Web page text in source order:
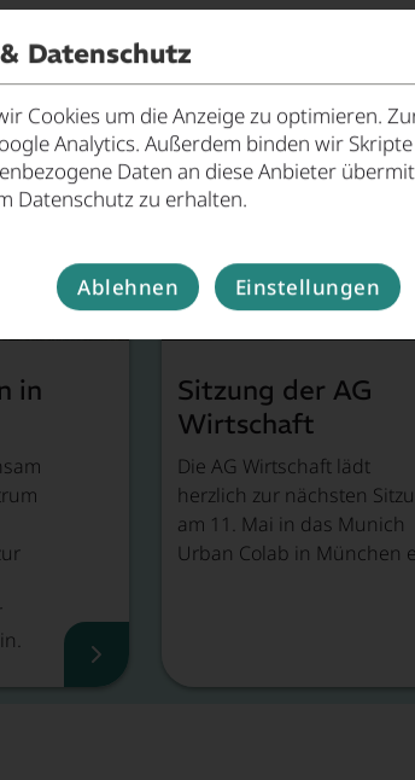
Broschüren,
lesen
in
Veranstaltungsrückblick, Mehr
Sitzung der AG
Wirtschaft
Die AG Wirtschaft lädt
herzlich zur nächsten
am 11. Mai in das Munich
Urban Colab in München
Datenschutz
Cookies um die Anzeige zu optimieren.
Analytics. Außerdem binden wir
Daten an diese Anbieter
Datenschutz zu erhalten.
Ablehnen Einstellungen